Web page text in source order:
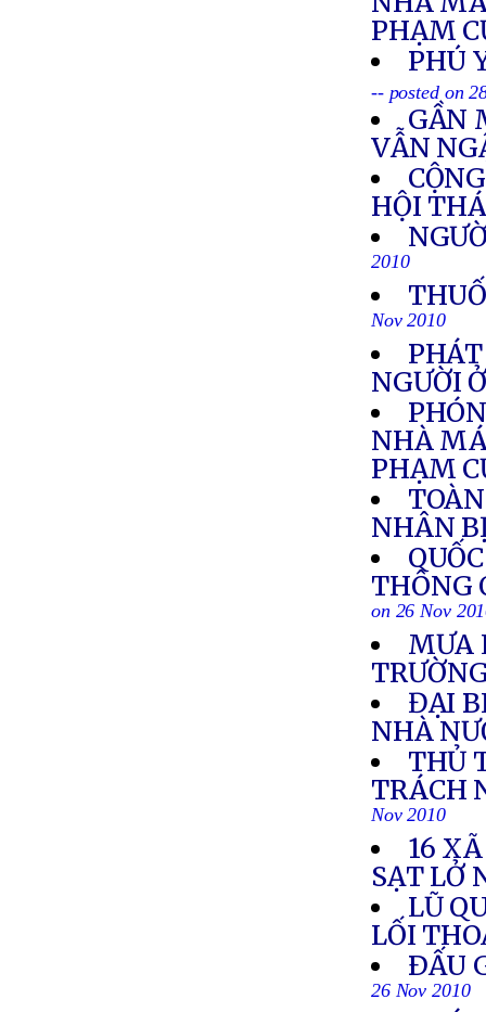
PHẠM
PHÚ
-- posted on
GẦN
VẪN
HỘI
2010
Nov 2010
NGƯỜI
NHÀ
PHẠM
NHÂN
THÔNG
on 26 Nov
MƯA
ĐẠI
NHÀ
THỦ
TRÁCH
Nov 2010
16
SẠT LỞ
LŨ
LỐI
ÐẤU
26 Nov 2010